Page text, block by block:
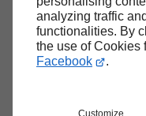
analyzing traffic
functionalities. By
the use of Cookies
Facebook
.
Customize